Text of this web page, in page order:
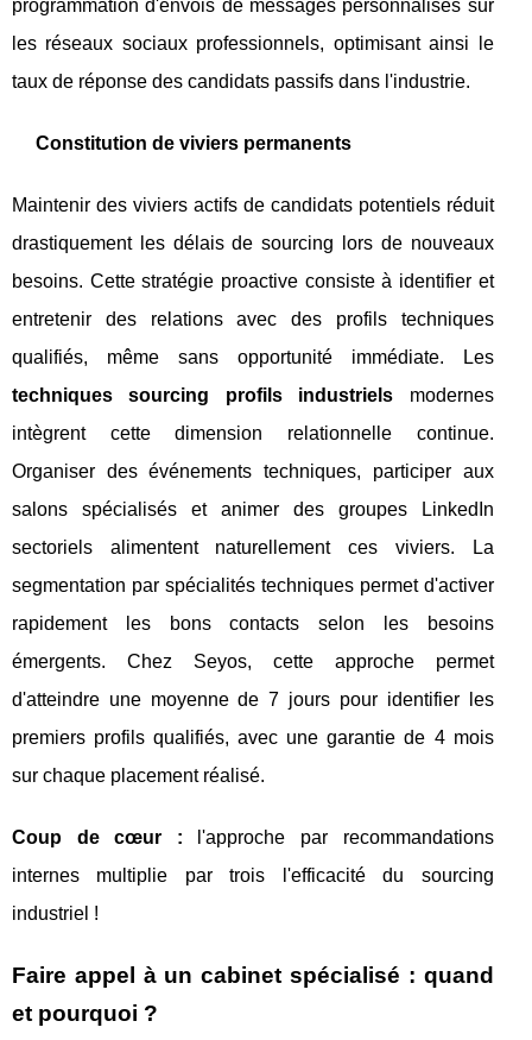
programmation d'envois de messages personnalisés sur
les réseaux sociaux professionnels, optimisant ainsi le
taux de réponse des candidats passifs dans l'industrie.
Constitution de viviers permanents
Maintenir des viviers actifs de candidats potentiels réduit
drastiquement les délais de sourcing lors de nouveaux
besoins. Cette stratégie proactive consiste à identifier et
entretenir des relations avec des profils techniques
qualifiés, même sans opportunité immédiate. Les
techniques sourcing profils industriels modernes
intègrent cette dimension relationnelle continue.
Organiser des événements techniques, participer aux
salons spécialisés et animer des groupes LinkedIn
sectoriels alimentent naturellement ces viviers. La
segmentation par spécialités techniques permet d'activer
rapidement les bons contacts selon les besoins
émergents. Chez Seyos, cette approche permet
d'atteindre une moyenne de 7 jours pour identifier les
premiers profils qualifiés, avec une garantie de 4 mois
sur chaque placement réalisé.
Coup de cœur : l'approche par recommandations
internes multiplie par trois l'efficacité du sourcing
industriel !
Faire appel à un cabinet spécialisé : quand
et pourquoi ?